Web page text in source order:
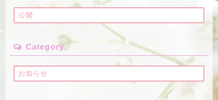
公開
Category
お知らせ